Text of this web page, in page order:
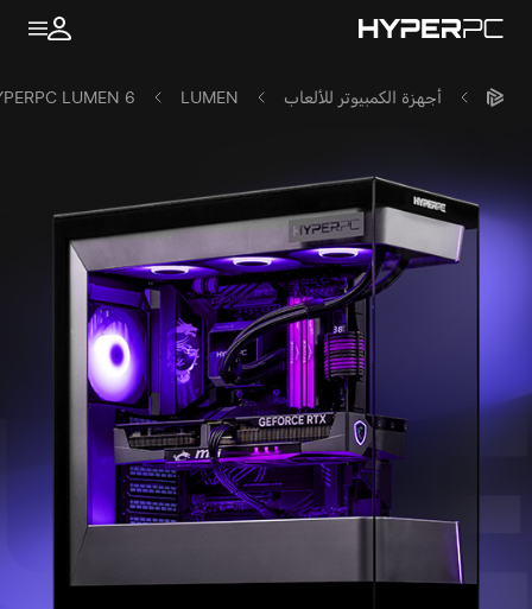
أجهزة الكمبيوتر للألعاب LUMEN
LUMEN 6